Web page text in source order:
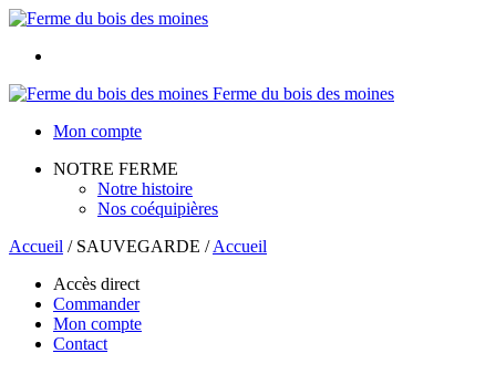
Ferme du bois des moines
Mon compte
NOTRE FERME
Notre histoire
Nos coéquipières
Accueil / SAUVEGARDE /Accueil
Accès direct
Commander
Mon compte
Contact